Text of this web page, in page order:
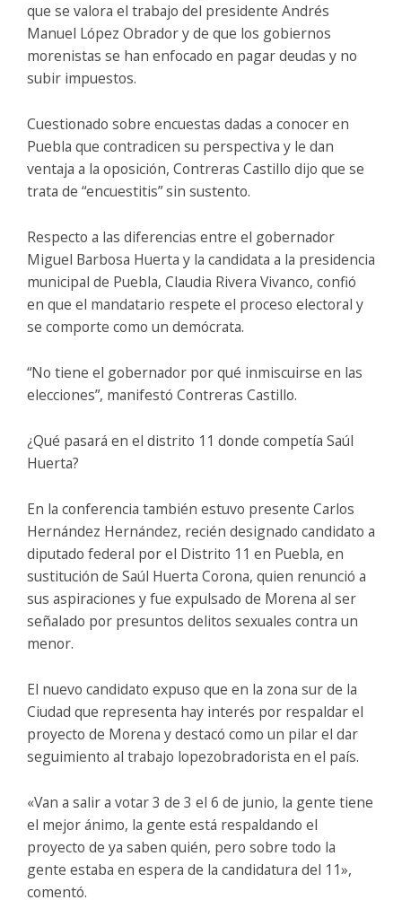
que se valora el trabajo del presidente Andrés
Manuel López Obrador y de que los gobiernos
morenistas se han enfocado en pagar deudas y no
subir impuestos.
Cuestionado sobre encuestas dadas a conocer en
Puebla que contradicen su perspectiva y le dan
ventaja a la oposición, Contreras Castillo dijo que se
trata de “encuestitis” sin sustento.
Respecto a las diferencias entre el gobernador
Miguel Barbosa Huerta y la candidata a la presidencia
municipal de Puebla, Claudia Rivera Vivanco, confió
en que el mandatario respete el proceso electoral y
se comporte como un demócrata.
“No tiene el gobernador por qué inmiscuirse en las
elecciones”, manifestó Contreras Castillo.
¿Qué pasará en el distrito 11 donde competía Saúl
Huerta?
En la conferencia también estuvo presente Carlos
Hernández Hernández, recién designado candidato a
diputado federal por el Distrito 11 en Puebla, en
sustitución de Saúl Huerta Corona, quien renunció a
sus aspiraciones y fue expulsado de Morena al ser
señalado por presuntos delitos sexuales contra un
menor.
El nuevo candidato expuso que en la zona sur de la
Ciudad que representa hay interés por respaldar el
proyecto de Morena y destacó como un pilar el dar
seguimiento al trabajo lopezobradorista en el país.
«Van a salir a votar 3 de 3 el 6 de junio, la gente tiene
el mejor ánimo, la gente está respaldando el
proyecto de ya saben quién, pero sobre todo la
gente estaba en espera de la candidatura del 11»,
comentó.